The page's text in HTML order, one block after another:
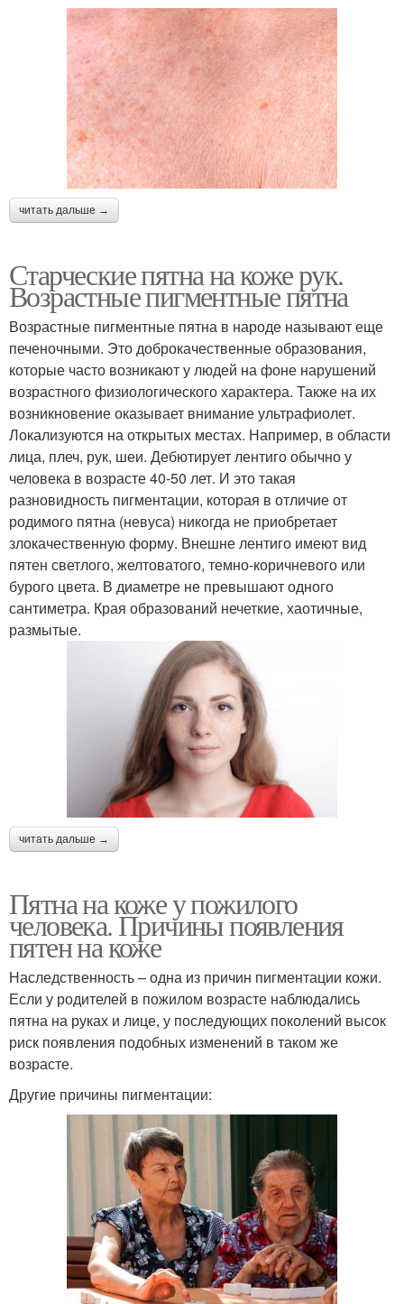
читать дальше →
Старческие пятна на коже рук.
Возрастные пигментные пятна
Возрастные пигментные пятна в народе называют еще
печеночными. Это доброкачественные образования,
которые часто возникают у людей на фоне нарушений
возрастного физиологического характера. Также на их
возникновение оказывает внимание ультрафиолет.
Локализуются на открытых местах. Например, в области
лица, плеч, рук, шеи. Дебютирует лентиго обычно у
человека в возрасте 40-50 лет. И это такая
разновидность пигментации, которая в отличие от
родимого пятна (невуса) никогда не приобретает
злокачественную форму. Внешне лентиго имеют вид
пятен светлого, желтоватого, темно-коричневого или
бурого цвета. В диаметре не превышают одного
сантиметра. Края образований нечеткие, хаотичные,
размытые.
читать дальше →
Пятна на коже у пожилого
человека. Причины появления
пятен на коже
Наследственность – одна из причин пигментации кожи.
Если у родителей в пожилом возрасте наблюдались
пятна на руках и лице, у последующих поколений высок
риск появления подобных изменений в таком же
возрасте.
Другие причины пигментации: